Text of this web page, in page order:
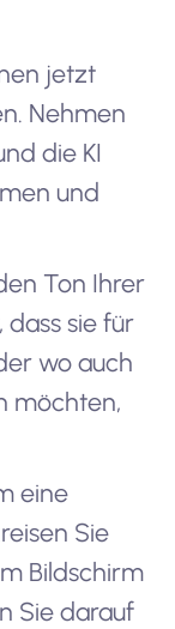
jetzt
Nehmen
die KI
und
Ton Ihrer
sie für
wo auch
möchten,
eine
Sie
Bildschirm
Sie darauf